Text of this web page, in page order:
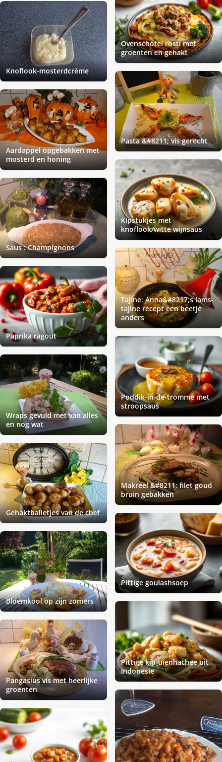
Ovenschotel rosti met
groenten en gehakt
Knoflook-mosterdcrème
Pasta &#8211; vis gerecht
Aardappel opgebakken met
mosterd en honing
Kipstukjes met
knoflook/witte wijnsaus
Saus : Champignons
Tajine: Anna&#8217;s lams-
tajine recept een beetje
anders
Paprika ragout
Poddik-in-de-tromme met
stroopsaus
Wraps gevuld met van alles
en nog wat
Makreel &#8211; filet goud
bruin gebakken
Gehaktballetjes van de chef
Pittige goulashsoep
Bloemkool op zijn zomers
Pittige kip-uienhachee uit
Indonesie
Pangasius vis met heerlijke
groenten